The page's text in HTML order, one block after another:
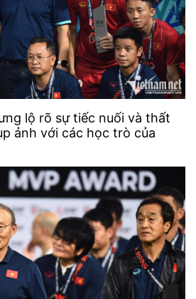
lộ rõ sự tiếc nuối và thất
ảnh với các học trò của